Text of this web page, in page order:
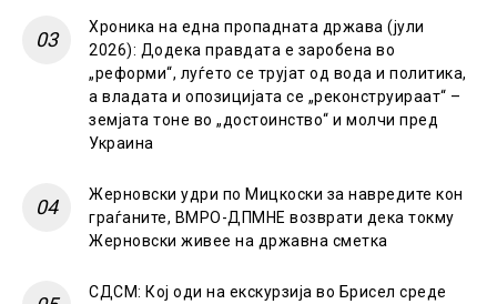
Хроника на една пропадната држава (јули
2026): Додека правдата е заробена во
„реформи“, луѓето се трујат од вода и политика,
а владата и опозицијата се „реконструираат“ –
земјата тоне во „достоинство“ и молчи пред
Украина
Жерновски удри по Мицкоски за навредите кон
граѓаните, ВМРО-ДПМНЕ возврати дека токму
Жерновски живее на државна сметка
СДСМ: Кој оди на екскурзија во Брисел среде